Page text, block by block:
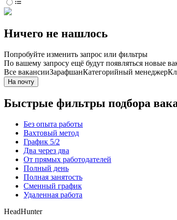
Ничего не нашлось
Попробуйте изменить запрос или фильтры
По вашему запросу ещё будут появляться новые
Все вакансииЗарафшанКатегорийный менеджер
На почту
Быстрые фильтры подбора
Без опыта работы
Вахтовый метод
График 5/2
Два через два
От прямых работодателей
Полный день
Полная занятость
Сменный график
Удаленная работа
HeadHunter